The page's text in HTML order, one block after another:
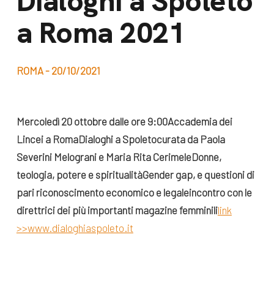
a Roma 2021
ROMA - 20/10/2021
Mercoledì 20 ottobre dalle ore 9:00Accademia dei
Lincei a RomaDialoghi a Spoletocurata da Paola
Severini Melograni e Maria Rita CerimeleDonne,
teologia, potere e spiritualitàGender gap, e questioni di
pari riconoscimento economico e legaleincontro con le
direttrici dei più importanti magazine femminililink
>>www.dialoghiaspoleto.it
Lavora con noi
Bilancio di
missione
appuntamenti
News
Appuntamenti
dal Sud
Campagne
Videomagazine
e blog progetti
Seguici sui social: